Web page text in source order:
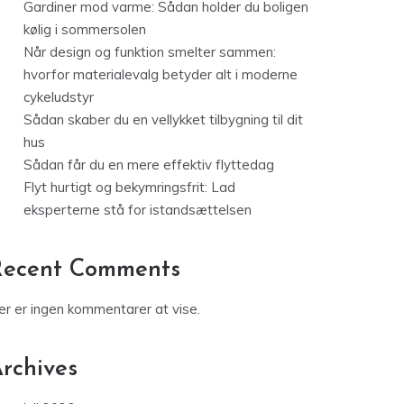
Gardiner mod varme: Sådan holder du boligen
kølig i sommersolen
Når design og funktion smelter sammen:
hvorfor materialevalg betyder alt i moderne
cykeludstyr
Sådan skaber du en vellykket tilbygning til dit
hus
Sådan får du en mere effektiv flyttedag
Flyt hurtigt og bekymringsfrit: Lad
eksperterne stå for istandsættelsen
Comments
er ingen kommentarer at vise.